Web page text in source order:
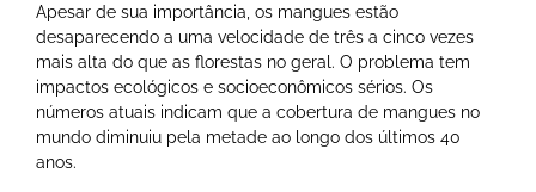
Apesar de sua importância, os mangues estão
desaparecendo a uma velocidade de três a cinco vezes
mais alta do que as florestas no geral. O problema tem
impactos ecológicos e socioeconômicos sérios. Os
números atuais indicam que a cobertura de mangues no
mundo diminuiu pela metade ao longo dos últimos 40
anos.